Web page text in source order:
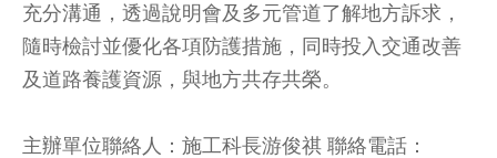
充分溝通，透過說明會及多元管道了解地方訴求，
隨時檢討並優化各項防護措施，同時投入交通改善
及道路養護資源，與地方共存共榮。
主辦單位聯絡人：施工科長游俊祺 聯絡電話：